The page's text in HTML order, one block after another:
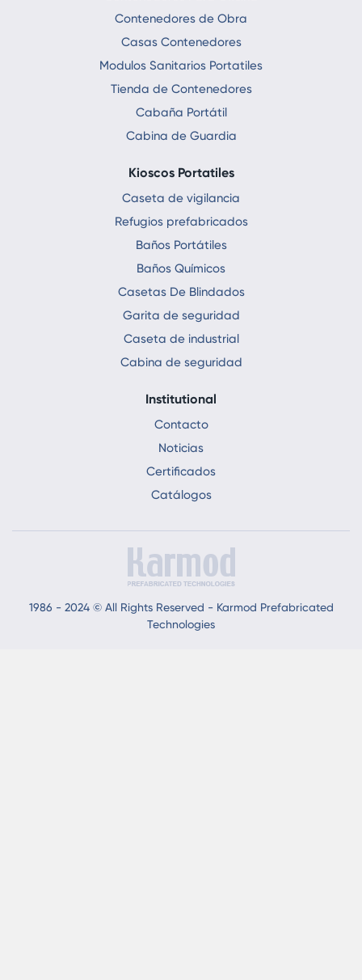
Contenedores de Obra
Casas Contenedores
Modulos Sanitarios Portatiles
Tienda de Contenedores
Cabaña Portátil
Cabina de Guardia
Kioscos Portatiles
Caseta de vigilancia
Refugios prefabricados
Baños Portátiles
Baños Químicos
Casetas De Blindados
Garita de seguridad
Caseta de industrial
Cabina de seguridad
Institutional
Contacto
Noticias
Certificados
Catálogos
1986 - 2024 © All Rights Reserved - Karmod Prefabricated
Technologies